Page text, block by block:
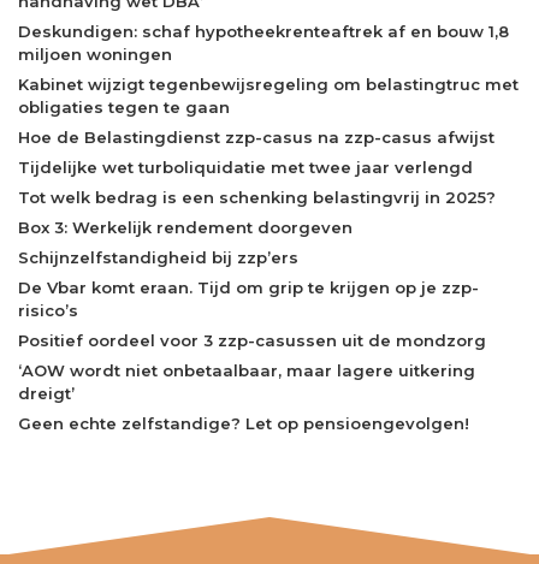
Deskundigen: schaf hypotheekrenteaftrek af en bouw 1,8
miljoen woningen
Kabinet wijzigt tegenbewijsregeling om belastingtruc met
obligaties tegen te gaan
Hoe de Belastingdienst zzp-casus na zzp-casus afwijst
Tijdelijke wet turboliquidatie met twee jaar verlengd
Tot welk bedrag is een schenking belastingvrij in 2025?
Box 3: Werkelijk rendement doorgeven
Schijnzelfstandigheid bij zzp’ers
De Vbar komt eraan. Tijd om grip te krijgen op je zzp-
risico’s
Positief oordeel voor 3 zzp-casussen uit de mondzorg
‘AOW wordt niet onbetaalbaar, maar lagere uitkering
dreigt’
Geen echte zelfstandige? Let op pensioengevolgen!